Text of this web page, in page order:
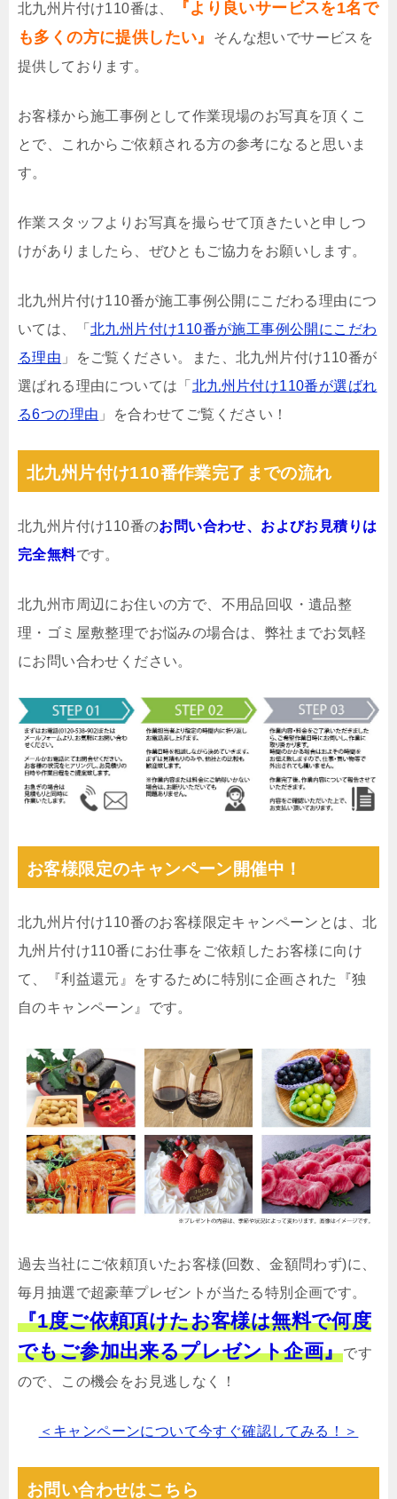
北九州片付け110番は、
『より良いサービスを1名で
も多くの方に提供したい』
そんな想いでサービスを
提供しております。
お客様から施工事例として作業現場のお写真を頂くこ
とで、これからご依頼される方の参考になると思いま
す。
作業スタッフよりお写真を撮らせて頂きたいと申しつ
けがありましたら、ぜひともご協力をお願いします。
北九州片付け110番が施工事例公開にこだわる理由につ
いては、「 北九州片付け110番が施工事例公開にこだわ
る理由 」をご覧ください。また、北九州片付け110番が
選ばれる理由については「 北九州片付け110番が選ばれ
る6つの理由 」を合わせてご覧ください！
北九州片付け110番作業完了までの流れ
北九州片付け110番のお問い合わせ、およびお見積りは
完全無料です。
北九州市周辺にお住いの方で、不用品回収・遺品整
理・ゴミ屋敷整理でお悩みの場合は、弊社までお気軽
にお問い合わせください。
お客様限定のキャンペーン開催中！
北九州片付け110番のお客様限定キャンペーンとは、北
九州片付け110番にお仕事をご依頼したお客様に向け
て、『利益還元』をするために特別に企画された『独
自のキャンペーン』です。
過去当社にご依頼頂いたお客様(回数、金額問わず)に、
毎月抽選で超豪華プレゼントが当たる特別企画です。
『1度ご依頼頂けたお客様は無料で何度
でもご参加出来るプレゼント企画』です
ので、この機会をお見逃しなく！
＜キャンペーンについて今すぐ確認してみる！＞
お問い合わせはこちら